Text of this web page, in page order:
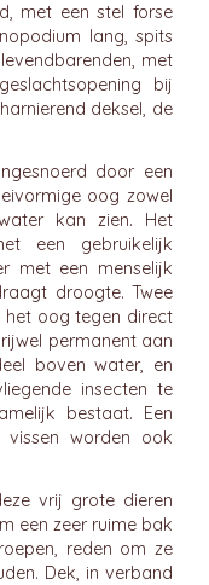
met een stel forse
lang, spits
met
bij
deksel, de
door een
oog zowel
kan zien. Het
een gebruikelijk
met een menselijk
droogte. Twee
het oog tegen direct
permanent aan
boven water, en
insecten te
bestaat. Een
vissen worden ook
vrij grote dieren
een zeer ruime bak
reden om ze
Dek, in verband